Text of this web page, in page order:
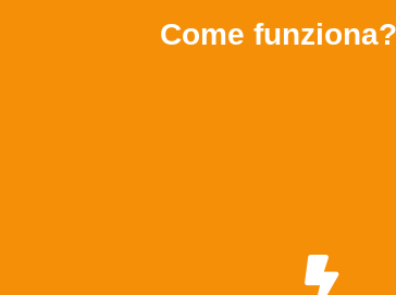
Come funziona?